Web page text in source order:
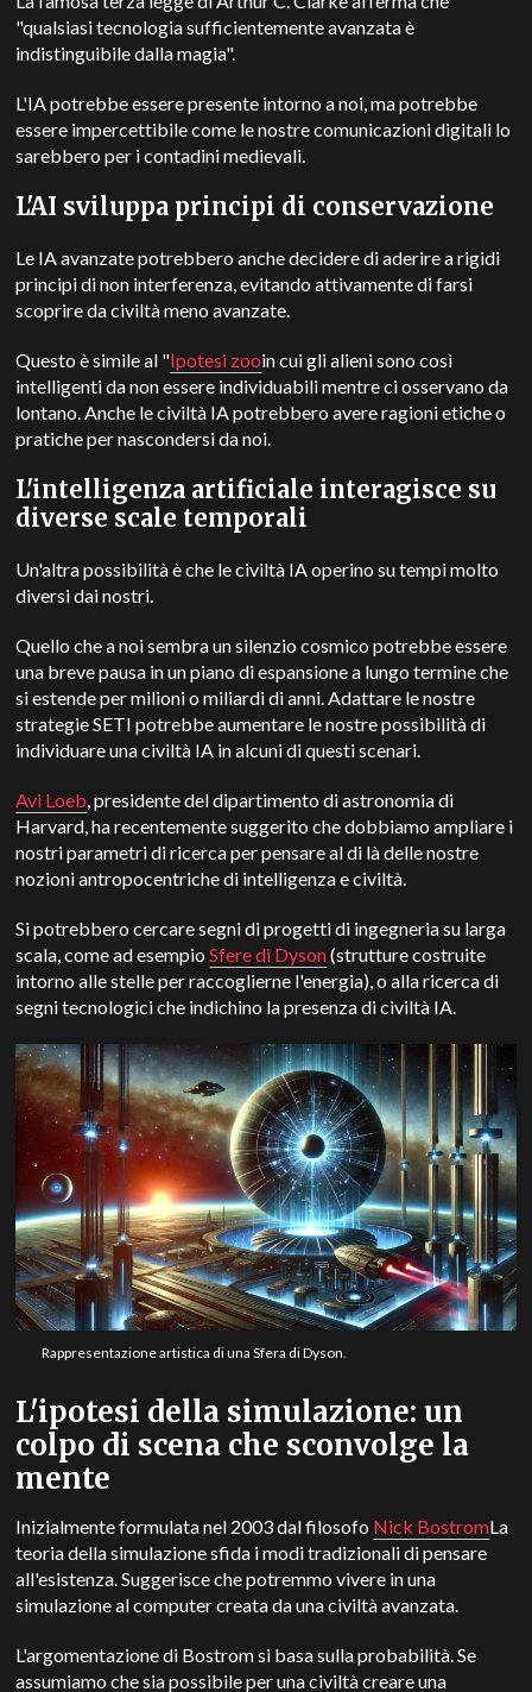
"qualsiasi tecnologia sufficientemente avanzata è
indistinguibile dalla magia".
L'IA potrebbe essere presente intorno a noi, ma potrebbe
essere impercettibile come le nostre comunicazioni digitali lo
sarebbero per i contadini medievali.
L'AI sviluppa principi di conservazione
Le IA avanzate potrebbero anche decidere di aderire a rigidi
principi di non interferenza, evitando attivamente di farsi
scoprire da civiltà meno avanzate.
Questo è simile al "Ipotesi zooin cui gli alieni sono così
intelligenti da non essere individuabili mentre ci osservano da
lontano.Anche le civiltà IA potrebbero avere ragioni etiche o
pratiche per nascondersi da noi.
L'intelligenza artificiale interagisce su
diverse scale temporali
Un'altra possibilità è che le civiltà IA operino su tempi molto
diversi dai nostri.
Quello che a noi sembra un silenzio cosmico potrebbe essere
una breve pausa in un piano di espansione a lungo termine che
si estende per milioni o miliardi di anni.Adattare le nostre
strategie SETI potrebbe aumentare le nostre possibilità di
individuare una civiltà IA in alcuni di questi scenari.
Avi Loeb, presidente del dipartimento di astronomia di
Harvard, ha recentemente suggerito che dobbiamo ampliare i
nostri parametri di ricerca per pensare al di là delle nostre
nozioni antropocentriche di intelligenza e civiltà.
Si potrebbero cercare segni di progetti di ingegneria su larga
scala, come ad esempioSfere di Dyson(strutture costruite
intorno alle stelle per raccoglierne l'energia), o alla ricerca di
segni tecnologici che indichino la presenza di civiltà IA.
Rappresentazione artistica di una Sfera di Dyson.
L'ipotesi della simulazione: un
colpo di scena che sconvolge la
mente
Inizialmente formulata nel 2003 dal filosofo Nick BostromLa
teoria della simulazione sfida i modi tradizionali di pensare
all'esistenza. Suggerisce che potremmo vivere in una
simulazione al computer creata da una civiltà avanzata.
L'argomentazione di Bostrom si basa sulla probabilità. Se
assumiamo che sia possibile per una civiltà creare una